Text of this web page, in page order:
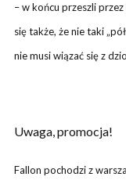
– w końcu przeszli
się także, że nie taki
nie musi wiązać się z
Uwaga, promocja!
Fallon pochodzi z